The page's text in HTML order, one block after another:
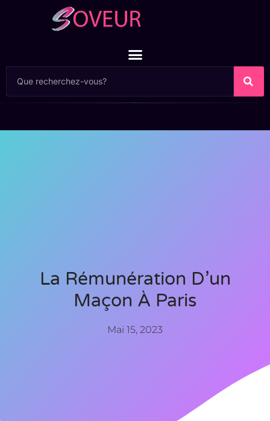
La Rémunération D’un
Maçon À Paris
Mai 15, 2023